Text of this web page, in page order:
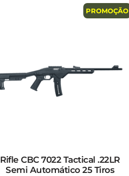
PROMOÇÃO
Rifle CBC 7022 Tactical .22LR
Semi Automático 25 Tiros